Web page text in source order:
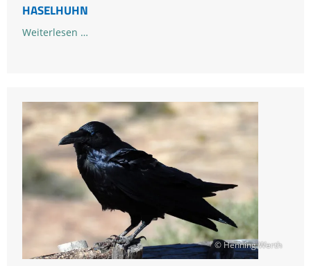
HASELHUHN
Weiterlesen …Haselhuhn
© Henning Werth